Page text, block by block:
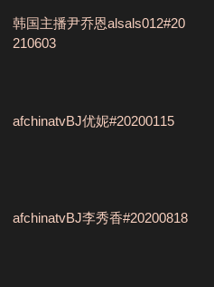
韩国主播尹乔恩alsals012#20
210603
afchinatvBJ优妮#20200115
afchinatvBJ李秀香#20200818